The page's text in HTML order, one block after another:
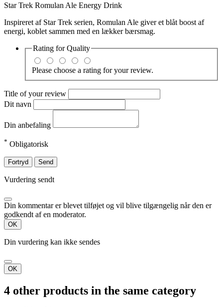
Star Trek Romulan Ale Energy Drink
Inspireret af Star Trek serien, Romulan Ale giver et blåt boost af
energi, koblet sammen med en lækker bærsmag.
Rating forQuality
Please choose a rating for your review.
Title of your review
Dit navn
Din anbefaling
* Obligatorisk
Fortryd Send
Vurdering sendt
Din kommentar er blevet tilføjet og vil blive tilgængelig når den er
godkendt af en moderator.
OK
Din vurdering kan ikke sendes
OK
4 other products in the same category